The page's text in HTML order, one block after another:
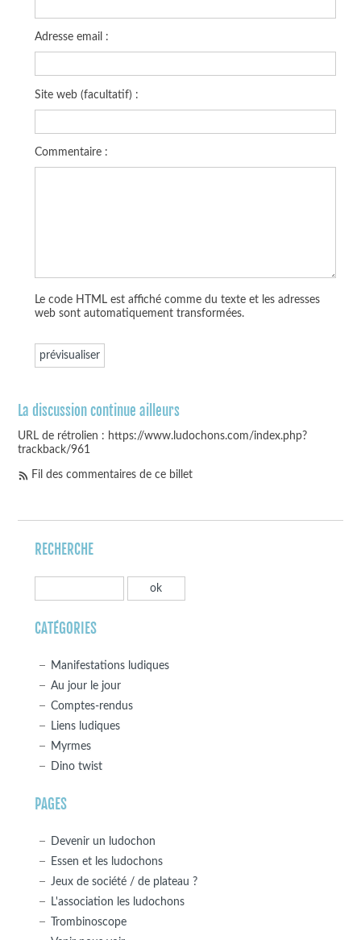
Adresse email :
Site web (facultatif) :
Commentaire :
Le code HTML est affiché comme du texte et les adresses
web sont automatiquement transformées.
La discussion continue ailleurs
URL de rétrolien : https://www.ludochons.com/index.php?
trackback/961
Fil des commentaires de ce billet
RECHERCHE
CATÉGORIES
Manifestations ludiques
Au jour le jour
Comptes-rendus
Liens ludiques
Myrmes
Dino twist
PAGES
Devenir un ludochon
Essen et les ludochons
Jeux de société / de plateau ?
L'association les ludochons
Trombinoscope